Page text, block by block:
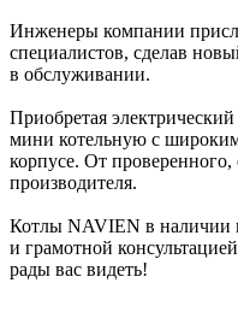
Инженеры компании
специалистов, сделав
в обслуживании.
Приобретая
мини котельную с
корпусе. От
производителя.
Котлы NAVIEN в наличии
и грамотной
рады вас видеть!